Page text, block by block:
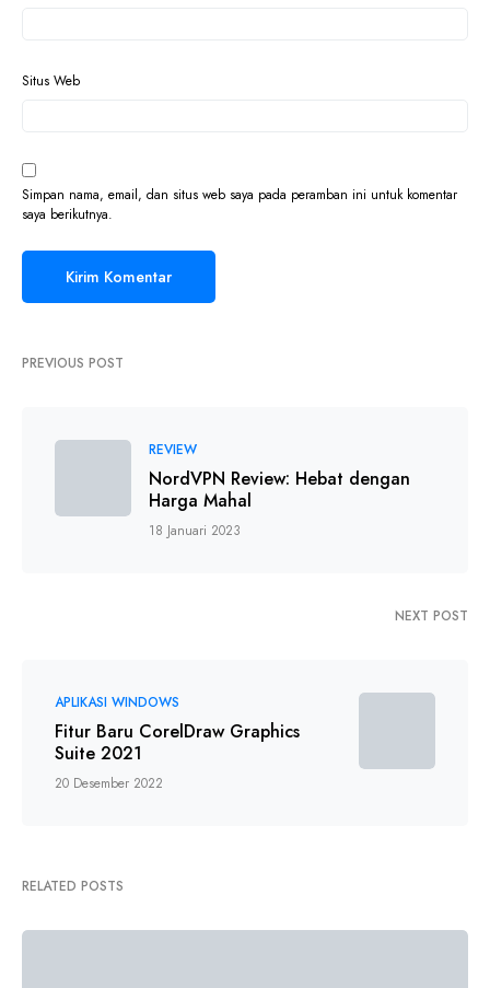
Situs Web
Simpan nama, email, dan situs web saya pada peramban ini untuk komentar
saya berikutnya.
PREVIOUS POST
REVIEW
NordVPN Review: Hebat dengan
Harga Mahal
18 Januari 2023
NEXT POST
APLIKASI WINDOWS
Fitur Baru CorelDraw Graphics
Suite 2021
20 Desember 2022
RELATED POSTS